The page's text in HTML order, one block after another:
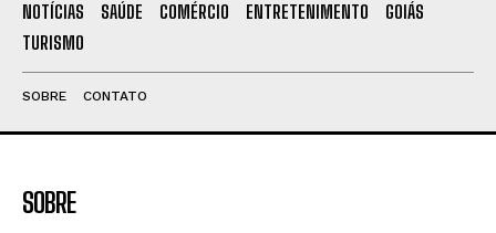
NOTÍCIAS SAÚDE COMÉRCIO ENTRETENIMENTO
GOIÁS
TURISMO
SOBRE CONTATO
SOBRE